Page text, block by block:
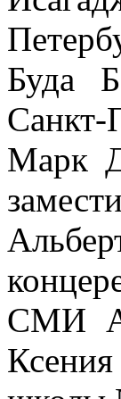
Буда
Марк
СМИ